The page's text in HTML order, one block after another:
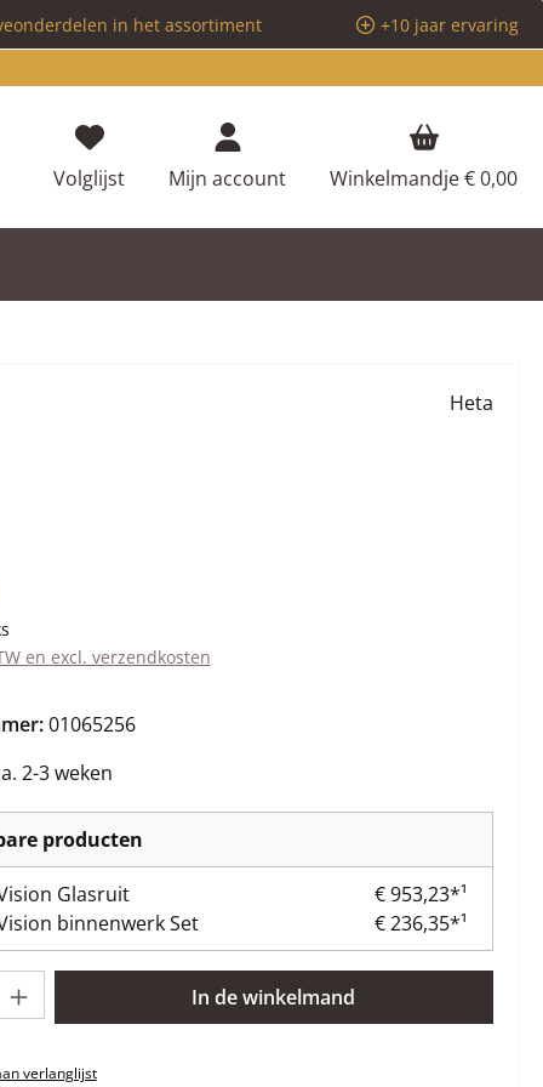
in het assortiment
+10 jaar ervaring
VolglijstJe hebt 0 items op je verlanglijstje
Mijn account Winkelmandje€ 0,00
Heta
en excl. verzendkosten
01065256
2-3 weken
producten
Glasruit
€ 953,23*¹
binnenwerk Set
€ 236,35*¹
Voer de gewenste hoeveelheid in of gebruik de knoppen
In de winkelmand
verlanglijst